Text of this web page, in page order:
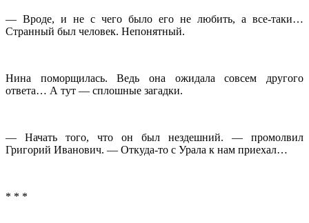
— Вроде, и не с чего было его не любить, а все-таки…
Странный был человек. Непонятный.
Нина поморщилась. Ведь она ожидала совсем другого
ответа… А тут — сплошные загадки.
— Начать того, что он был нездешний. — промолвил
Григорий Иванович. — Откуда-то с Урала к нам приехал…
* * *